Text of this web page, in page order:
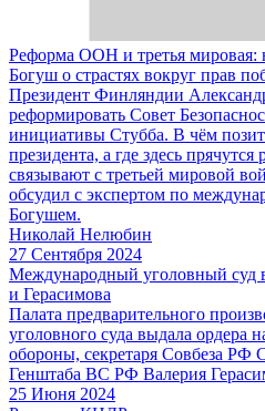
Реформа ООН и третья мировая:
Богуш о страстях вокруг прав
Президент Финляндии
реформировать Совет
инициативы Стубба. В чём
президента, а где здесь
связывают с третьей мировой
обсудил с экспертом по
Богушем.
Николай Нелюбин
27 Сентября 2024
Международный уголовный суд
и Герасимова
Палата предварительного
уголовного суда выдала ордера
обороны, секретаря Совбеза РФ
Генштаба ВС РФ Валерия
25 Июня 2024